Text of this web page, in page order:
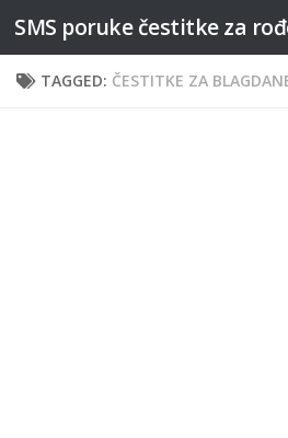
Skip to content
SMS poruke čestitke za
TAGGED: ČESTITKE ZA